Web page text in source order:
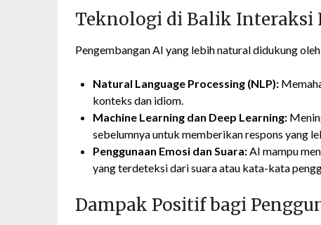
Teknologi di Balik Interaksi
Pengembangan AI yang lebih natural didukung
Natural Language Processing (NLP):
konteks dan idiom.
Machine Learning dan Deep Learning:
sebelumnya untuk memberikan respons yang
Penggunaan Emosi dan Suara:AI mampu
yang terdeteksi dari suara atau kata-kata
Dampak Positif bagi